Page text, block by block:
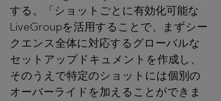
する。「ショットごとに有効化可能な
LiveGroupを活用することで、まずシー
クエンス全体に対応するグローバルな
セットアップドキュメントを作成し、
そのうえで特定のショットには個別の
オーバーライドを加えることができま